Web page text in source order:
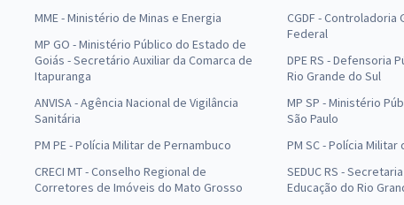
MME - Ministério de Minas e Energia
MP GO - Ministério Público do Estado de
Goiás - Secretário Auxiliar da Comarca de
Itapuranga
ANVISA - Agência Nacional de Vigilância
Sanitária
PM PE - Polícia Militar de Pernambuco
CRECI MT - Conselho Regional de
Corretores de Imóveis do Mato Grosso
CGDF - Controladoria
Federal
DPE RS - Defensoria
Rio Grande do Sul
MP SP - Ministério
São Paulo
PM SC - Polícia Militar
SEDUC RS -
Educação do Rio